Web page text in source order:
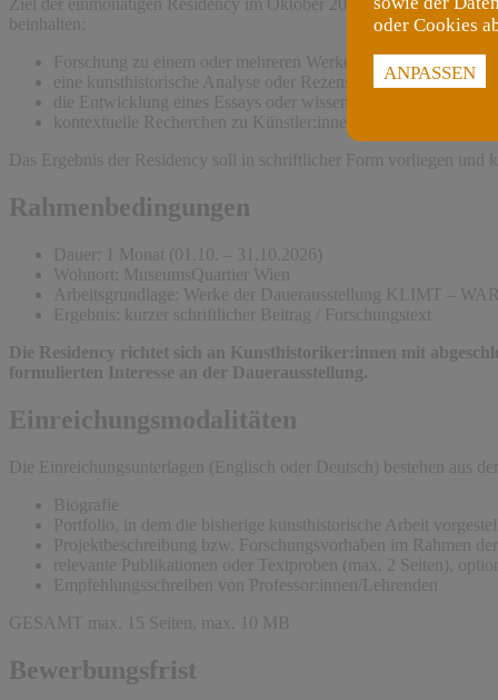
Ziel der einmonatigen Residency im Oktober 2026 ist es, eine
beinhalten:
Forschung zu einem oder mehreren Werken der
eine kunsthistorische Analyse oder Rezension
die Entwicklung eines Essays oder wissenschaftlichen Beitrags
kontextuelle Recherchen zu Künstler:innen, Werkgruppen
Das Ergebnis der Residency soll in schriftlicher Form vorliegen
Rahmenbedingungen
Dauer: 1 Monat (01.10. – 31.10.2026)
Wohnort: MuseumsQuartier Wien
Arbeitsgrundlage: Werke der Dauerausstellung KLIMT –
Ergebnis: kurzer schriftlicher Beitrag / Forschungstext
Die Residency richtet sich an Kunsthistoriker:innen mit
formulierten Interesse an der Dauerausstellung.
Einreichungsmodalitäten
Die Einreichungsunterlagen (Englisch oder Deutsch) bestehen aus
Biografie
Portfolio, in dem die bisherige kunsthistorische Arbeit
Projektbeschreibung bzw. Forschungsvorhaben im Rahmen
relevante Publikationen oder Textproben (max. 2 Seiten),
Empfehlungsschreiben von Professor:innen/Lehrenden
GESAMT max. 15 Seiten, max. 10 MB
Bewerbungsfrist
oder Cookies
ANPASSEN